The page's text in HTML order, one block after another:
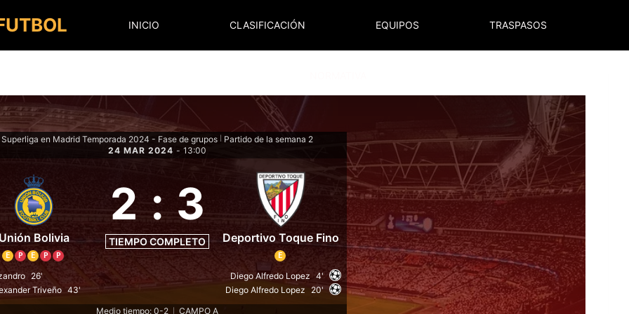
INICIO CLASIFICACIÓN EQUIPOS TRASPASOS
Superliga en Madrid Temporada 2024 - Fase de grupos
Partido de la semana 2
24 MAR 2024 - 13:00
Unión Bolivia
E P E P P
2 : 3
TIEMPO COMPLETO Deportivo Toque Fino
E
26'
Triveño 43'
Diego Alfredo Lopez 4'
Diego Alfredo Lopez
20'
Medio tiempo: 0-2
CAMPO A